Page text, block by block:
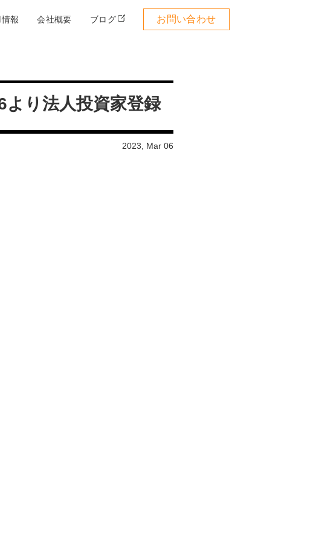
報 会社概要 ブログ お問い合わせ
り法人投資家登録
2023, Mar 06